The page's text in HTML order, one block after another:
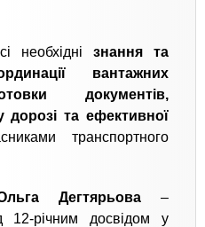
необхідні знання та
вантажних
документів,
та ефективної
транспортного
Дегтярьова–
12-річним досвідом у